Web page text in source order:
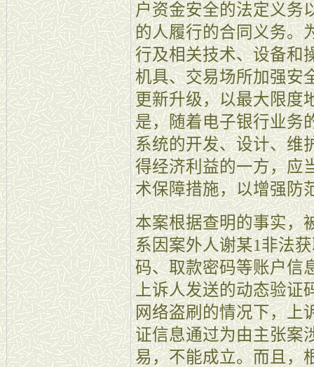
户资金安全的法定义务
的人履行的合同义务。
行及相关技术、设备和
机具、交易场所加强安
更新升级，以最大限度
是，随着电子银行业务
系统的开发、设计、维
得经济利益的一方，应
术保障措施，以增强防
本案根据查明的事实，
系因案外人谢某1非法
码、取款密码等账户信
上诉人发送的动态验证
网络盗刷的情况下，上
证信息通过为由主张案
易，不能成立。而且，